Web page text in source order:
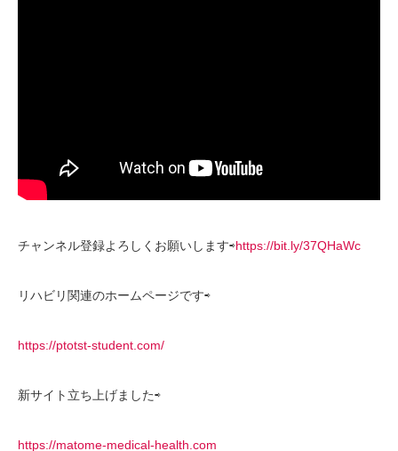
チャンネル登録よろしくお願いします⇨https://bit.ly/37QHaWc
リハビリ関連のホームページです⇨
https://ptotst-student.com/
新サイト立ち上げました⇨
https://matome-medical-health.com